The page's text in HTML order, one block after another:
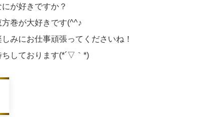
が好きですか？
巻が大好きです(^^♪
みにお仕事頑張ってくださいね！
ちしております(*´▽｀*)